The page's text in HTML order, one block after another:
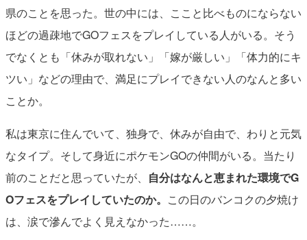
県のことを思った。世の中には、ここと比べものにならない
ほどの過疎地でGOフェスをプレイしている人がいる。そう
でなくとも「休みが取れない」「嫁が厳しい」「体力的にキ
ツい」などの理由で、満足にプレイできない人のなんと多い
ことか。
私は東京に住んでいて、独身で、休みが自由で、わりと元気
なタイプ。そして身近にポケモンGOの仲間がいる。当たり
前のことだと思っていたが、 自分はなんと恵まれた環境でG
Oフェスをプレイしていたのか。 この日のバンコクの夕焼け
は、涙で滲んでよく見えなかった……。